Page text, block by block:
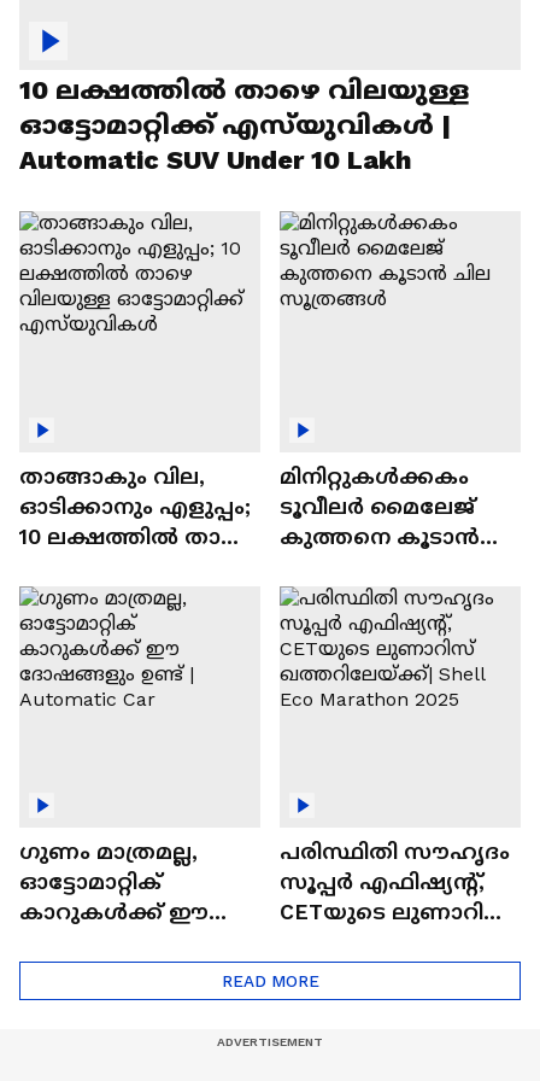
10 ലക്ഷത്തിൽ താഴെ വിലയുള്ള
ഓട്ടോമാറ്റിക്ക് എസ്‍യുവികൾ |
Automatic SUV Under 10 Lakh
താങ്ങാകും വില,
ഓടിക്കാനും എളുപ്പം;
10 ലക്ഷത്തിൽ താഴെ
ഓട്ടോമാറ്റിക്ക്
എസ്‍യുവികൾ
മിനിറ്റുകൾക്കകം
ടൂവീലർ മൈലേജ്
കുത്തനെ കൂടാൻ
ഗുണം മാത്രമല്ല,
ഓട്ടോമാറ്റിക്
കാറുകൾക്ക് ഈ
പരിസ്ഥിതി സൗഹൃദം
സൂപ്പർ എഫിഷ്യന്റ്,
CETയുടെ ലുണാറിസ്
Eco Marathon 2025
READ MORE